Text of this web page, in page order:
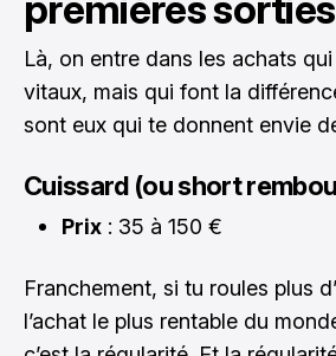
Là, on entre dans les achats
vitaux, mais qui font la
sont eux qui te donnent envie
Cuissard (ou short
Prix : 35 à 150 €
Franchement, si tu roules plus
l’achat le plus rentable du